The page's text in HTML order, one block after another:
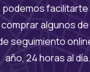
podemos facilitarte
algunos
seguimiento
año, 24 horas al día.